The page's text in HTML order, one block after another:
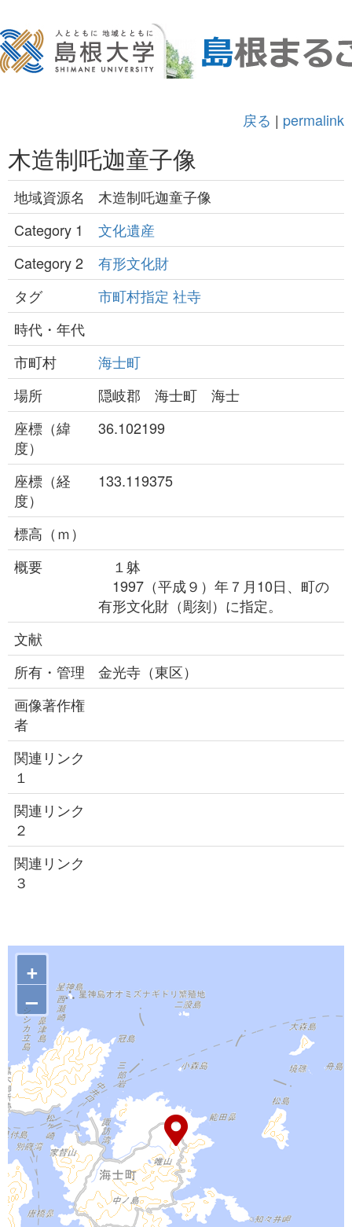
戻る | permalink
木造制吒迦童子像
地域資源名
木造制吒迦童子像
Category 1
文化遺産
Category 2
有形文化財
タグ
市町村指定 社寺
時代・年代
市町村
海士町
場所
隠岐郡 海士町 海士
座標（緯
度）
36.102199
座標（経
度）
133.119375
標高（ｍ）
概要
１躰
1997（平成９）年７月10日、町の
有形文化財（彫刻）に指定。
文献
所有・管理
金光寺（東区）
画像著作権
者
関連リンク
１
関連リンク
２
関連リンク
３
+
–